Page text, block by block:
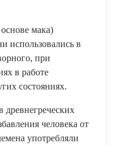
мака)
использовались в
при
в работе
состояниях.
человека от
употребляли